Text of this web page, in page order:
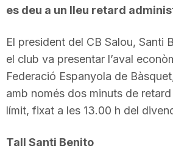
es deu a un lleu retard
El president del CB Salou, Santi
el club va presentar l’aval
Federació Espanyola de
amb només dos minuts de
límit, fixat a les 13.00 h del
Tall Santi Benito